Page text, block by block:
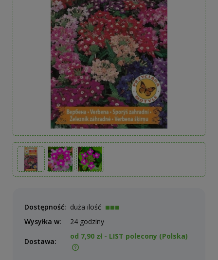
Dostępność: duża ilość
Wysyłka w:
24 godziny
Dostawa:
od 7,90 zł - LIST polecony (Polska)